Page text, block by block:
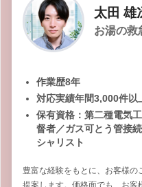
太田 雄
お湯の救
作業歴8年
対応実績年間3,000件以
保有資格：第二種電気
督者／ガス可とう管接
シャリスト
豊富な経験をもとに、お客様